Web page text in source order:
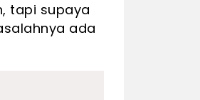
tapi supaya
ada